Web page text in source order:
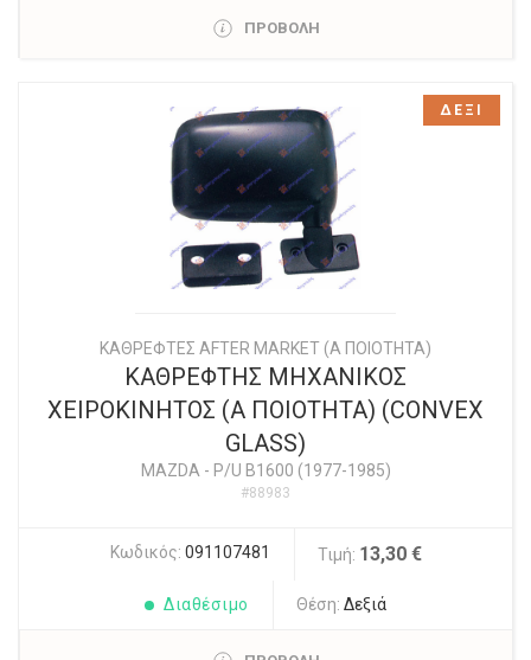
ΠΡΟΒΟΛΗ
ΚΑΘΡΕΦΤΕΣ AFTER MARKET (Α ΠΟΙΟΤΗΤΑ)
ΚΑΘΡΕΦΤΗΣ ΜΗΧΑΝΙΚΟΣ
ΧΕΙΡΟΚΙΝΗΤΟΣ (Α ΠΟΙΟΤΗΤΑ) (CONVEX
GLASS)
MAZDA- P/U B1600 (1977-1985)
#88983
Κωδικός: 091107481 Τιμή: 13,30 €
Διαθέσιμο Θέση: Δεξιά
ΔΕΞΙ